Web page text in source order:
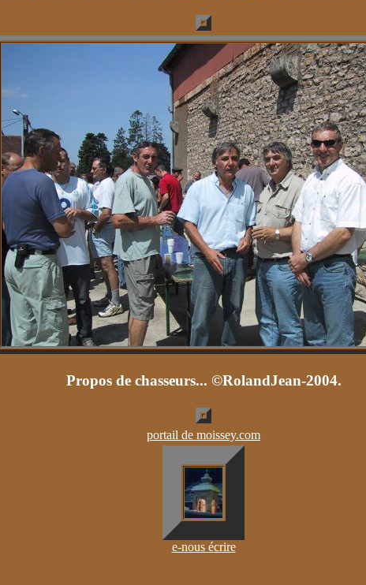
Propos de chasseurs... ©RolandJean-2004.
portail de moissey.com
e-nous écrire